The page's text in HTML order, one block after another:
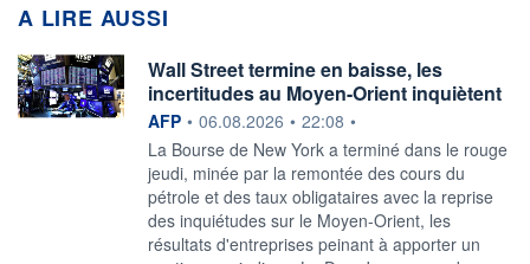
A LIRE AUSSI
Wall Street termine en baisse, les
incertitudes au Moyen-Orient inquiètent
information fournie par
AFP • 06.08.2026 • 22:08 •
La Bourse de New York a terminé dans le rouge
jeudi, minée par la remontée des cours du
pétrole et des taux obligataires avec la reprise
des inquiétudes sur le Moyen-Orient, les
résultats d'entreprises peinant à apporter un